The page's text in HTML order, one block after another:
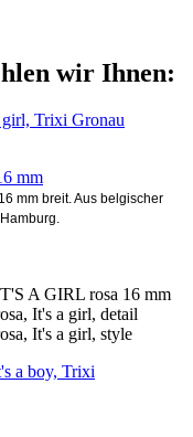
wir Ihnen:
mm
mm breit. Aus belgischer